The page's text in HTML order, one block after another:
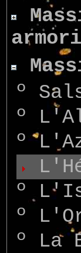
º
º
º
º
º
º La